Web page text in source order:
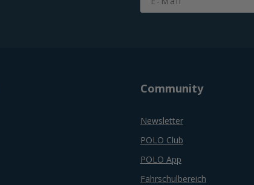
Community
Newsletter
POLO Club
POLO App
Fahrschulbereich